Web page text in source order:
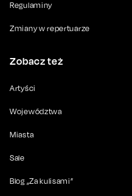
Regulaminy
Zmiany w repertuarze
Zobacz też
Artyści
Województwa
Miasta
Sale
Blog „Za kulisami”